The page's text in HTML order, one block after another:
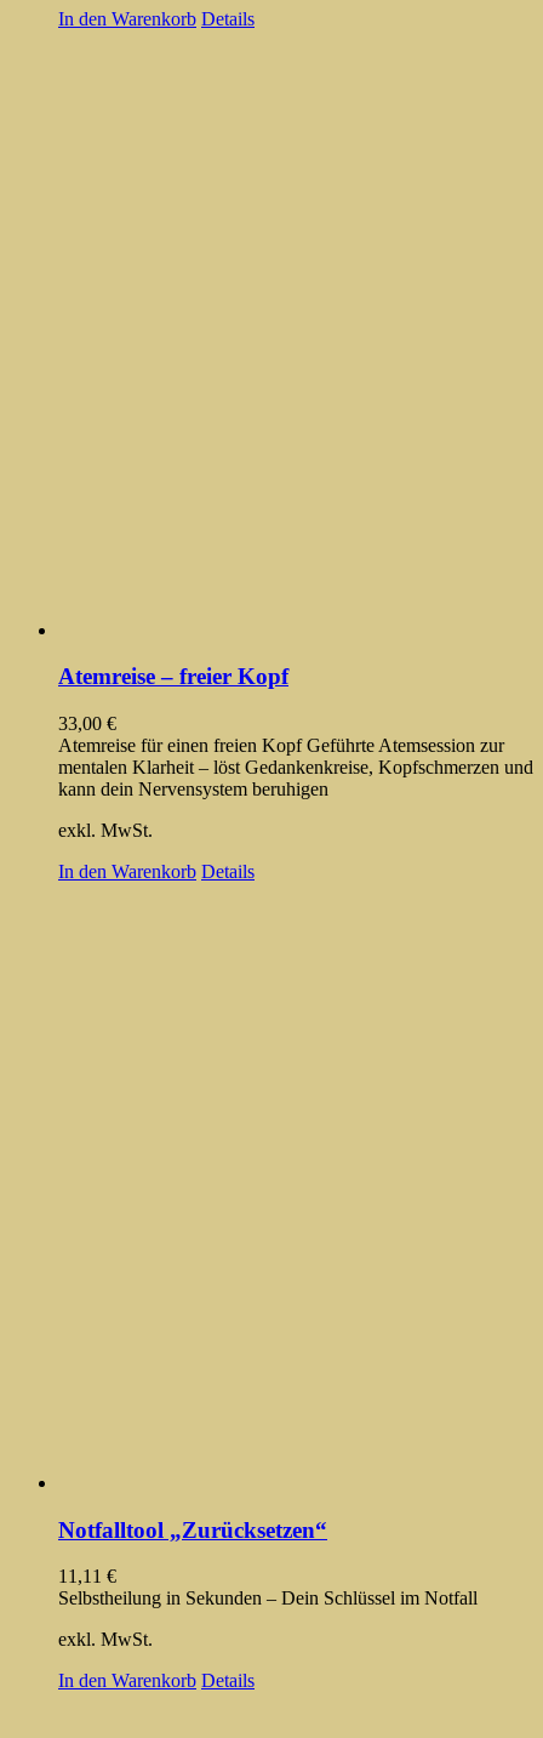
In den Warenkorb Details
Atemreise – freier Kopf
33,00 €
Atemreise für einen freien Kopf Geführte Atemsession zur
mentalen Klarheit – löst Gedankenkreise, Kopfschmerzen und
kann dein Nervensystem beruhigen
exkl. MwSt.
In den Warenkorb Details
Notfalltool „Zurücksetzen“
11,11 €
Selbstheilung in Sekunden – Dein Schlüssel im Notfall
exkl. MwSt.
In den Warenkorb Details